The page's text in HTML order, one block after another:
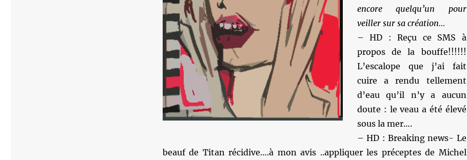
encore quelqu’un pour
veiller sur sa création…
– HD : Reçu ce SMS à
propos de la bouffe!!!!!!
L’escalope que j’ai fait
cuire a rendu tellement
d’eau qu’il n’y a aucun
doute : le veau a été élevé
sous la mer….
– HD : Breaking news- Le
beauf de Titan récidive….à mon avis ..appliquer les préceptes de Michel